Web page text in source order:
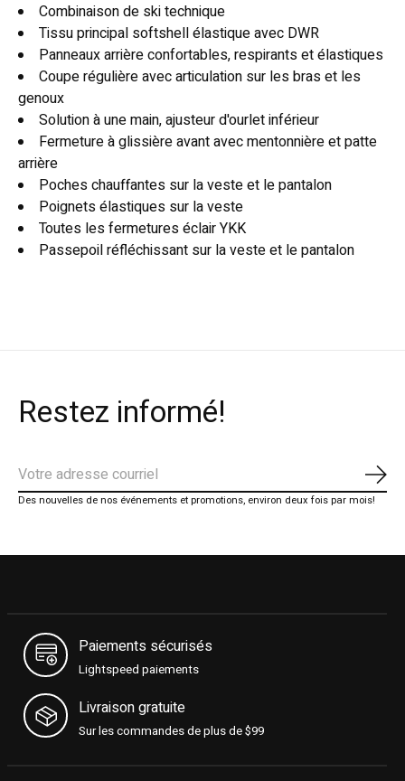
Combinaison de ski technique
Tissu principal softshell élastique avec DWR
Panneaux arrière confortables, respirants et élastiques
Coupe régulière avec articulation sur les bras et les
genoux
Solution à une main, ajusteur d'ourlet inférieur
Fermeture à glissière avant avec mentonnière et patte
arrière
Poches chauffantes sur la veste et le pantalon
Poignets élastiques sur la veste
Toutes les fermetures éclair YKK
Passepoil réfléchissant sur la veste et le pantalon
Restez informé!
Des nouvelles de nos événements et promotions, environ deux fois par mois!
Paiements sécurisés
Lightspeed paiements
Livraison gratuite
Sur les commandes de plus de $99